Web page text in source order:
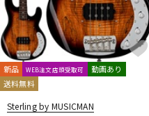
新品 WEB注文店頭受取可
動画あり
送料無料
Sterling by MUSICMAN